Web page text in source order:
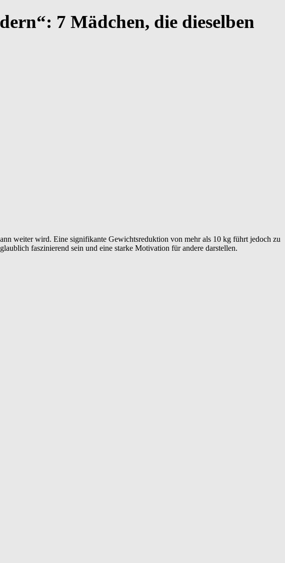
7 Mädchen, die dieselben
weiter wird. Eine signifikante Gewichtsreduktion von mehr als 10 kg führt jedoch zu
faszinierend sein und eine starke Motivation für andere darstellen.